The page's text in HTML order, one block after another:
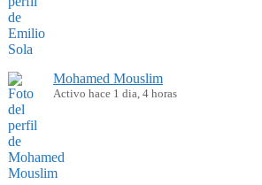
Mohamed Mouslim
Activo hace 1 dia, 4 horas